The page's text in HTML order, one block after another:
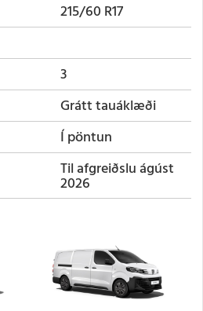
215/60 R17
3
Grátt tauáklæði
Í pöntun
Til afgreiðslu ágúst
2026